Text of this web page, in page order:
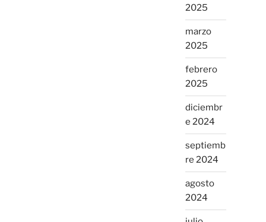
2025
marzo
2025
febrero
2025
diciembr
e 2024
septiemb
re 2024
agosto
2024